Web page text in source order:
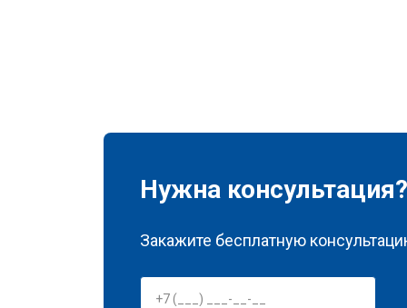
Нужна консультация?
Закажите бесплатную